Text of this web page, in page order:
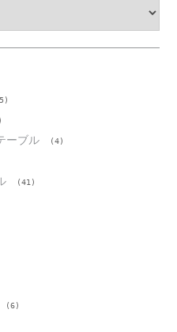
ーブル (4)
(41)
(6)